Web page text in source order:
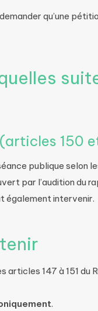
qu’une
150
publique selon
par l’audition du
également intervenir.
articles 147 à 151 du
.